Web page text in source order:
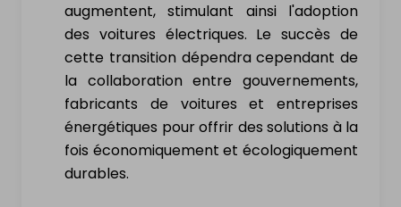
augmentent, stimulant ainsi l'adoption
des voitures électriques. Le succès de
cette transition dépendra cependant de
la collaboration entre gouvernements,
fabricants de voitures et entreprises
énergétiques pour offrir des solutions à la
fois économiquement et écologiquement
durables.